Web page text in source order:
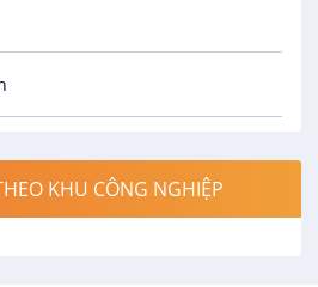
KHU CÔNG NGHIỆP